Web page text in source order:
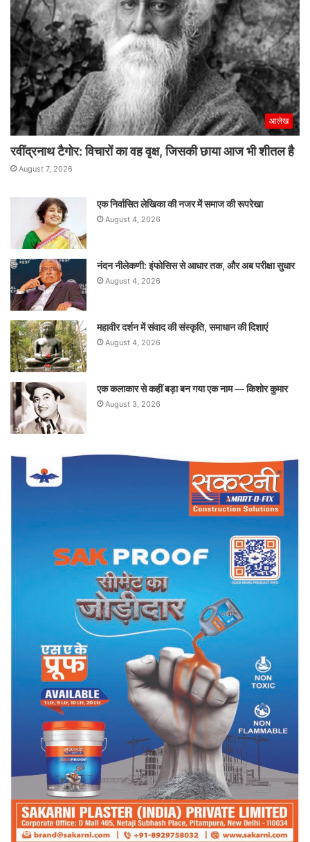
आलेख
रवींद्रनाथ टैगोर: विचारों का वह वृक्ष, जिसकी छाया आज भी शीतल है
August 7, 2026
एक निर्वासित लेखिका की नजर में समाज की रूपरेखा
August 4, 2026
नंदन नीलेकणी: इंफोसिस से आधार तक, और अब परीक्षा सुधार
August 4, 2026
महावीर दर्शन में संवाद की संस्कृति, समाधान की दिशाएं
August 4, 2026
एक कलाकार से कहीं बड़ा बन गया एक नाम — किशोर कुमार
August 3, 2026